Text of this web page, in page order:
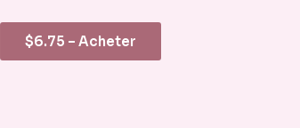
$6.75 – Acheter